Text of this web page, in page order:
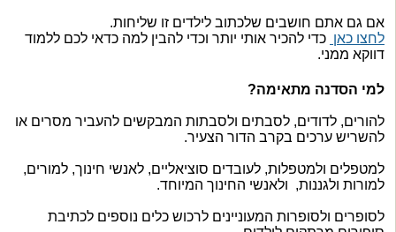
אם גם אתם חושבים שלכתוב לילדים זו שליחות.
לחצו כאן כדי להכיר אותי יותר וכדי להבין למה כדאי לכם ללמוד
דווקא ממני.
למי הסדנה מתאימה?
להורים, לדודים, לסבתים ולסבתות המבקשים להעביר מסרים או
להשריש ערכים בקרב הדור הצעיר.
למטפלים ולמטפלות, לעובדים סוציאליים, לאנשי חינוך, למורים,
למורות ולגננות, ולאנשי החינוך המיוחד.
לסופרים ולסופרות המעוניינים לרכוש כלים נוספים לכתיבת